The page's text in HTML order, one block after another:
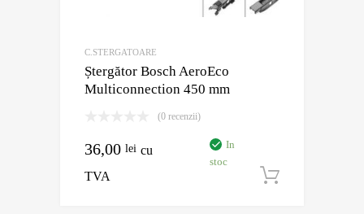
C.STERGATOARE
Ștergător Bosch AeroEco
Multiconnection 450 mm
(0 recenzii)
36,00 lei cu
TVA
In
stoc